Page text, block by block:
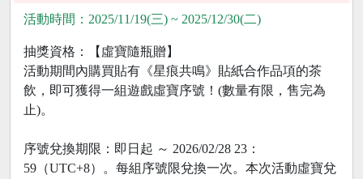
活動時間：2025/11/19(三) ~ 2025/12/30(二)
抽獎資格：【虛寶隨瓶贈】
活動期間內購買貼有《星痕共鳴》貼紙合作品項的茶
飲，即可獲得一組遊戲虛寶序號！(數量有限，售完為
止)。
序號兌換期限：即日起 ～ 2026/02/28 23：
59（UTC+8）。每組序號限兌換一次。本次活動虛寶兌